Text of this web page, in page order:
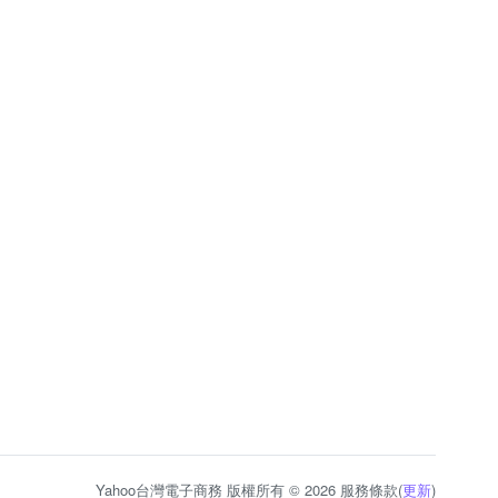
Yahoo台灣電子商務 版權所有 © 2026 服務條款(更新)